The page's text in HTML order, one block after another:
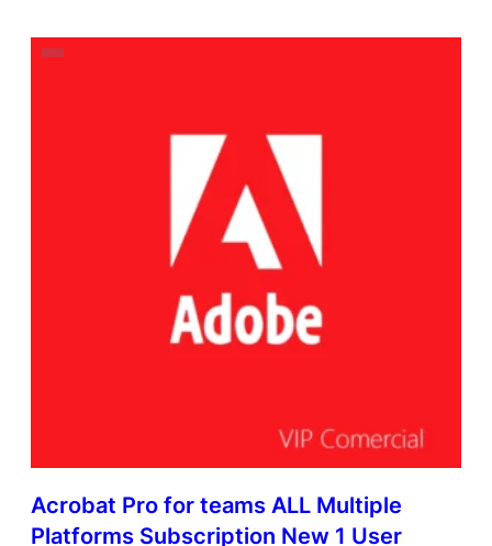
Acrobat Pro for teams ALL Multiple
Platforms Subscription New 1 User